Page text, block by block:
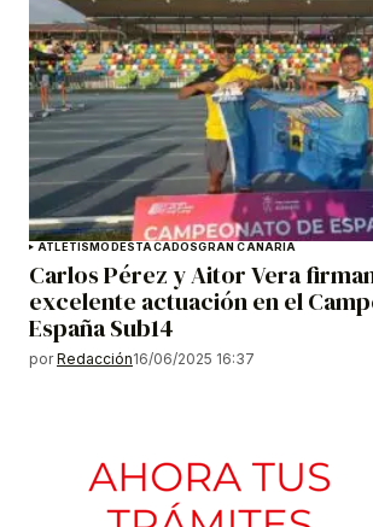
ATLETISMODESTACADOSGRAN CANARIA
Carlos Pérez y Aitor Vera
excelente actuación en el
España Sub14
por Redacción16/06/2025 16:37